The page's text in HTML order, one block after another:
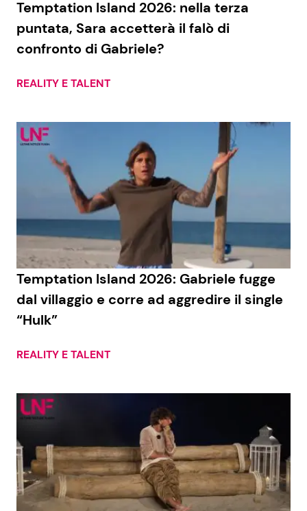
Seguici
Info
Chi siamo
Disclaimer e Privacy
Pubblicità
Privacy Policy
Temptation Island 2026: nella terza
puntata, Sara accetterà il falò di
confronto di Gabriele?
REALITY E TALENT
Temptation Island 2026: Gabriele fugge
dal villaggio e corre ad aggredire il single
“Hulk”
REALITY E TALENT